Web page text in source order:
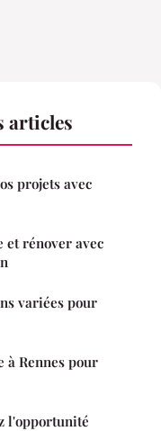
articles
projets avec
et rénover avec
variées pour
à Rennes pour
l'opportunité